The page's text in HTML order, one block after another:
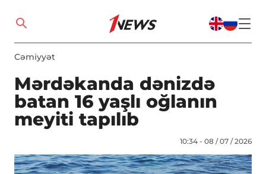
Cəmiyyət
Mərdəkanda dənizdə
batan 16 yaşlı oğlanın
meyiti tapılıb
10:34 - 08 / 07 / 2026